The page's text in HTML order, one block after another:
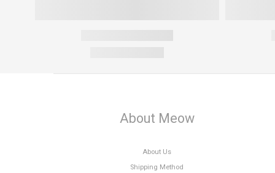
About Meow
About Us
Shipping Method